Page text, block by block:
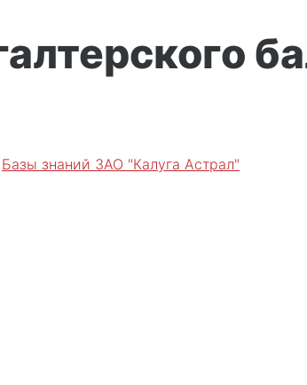
Базы знаний ЗАО "Калуга Астрал"